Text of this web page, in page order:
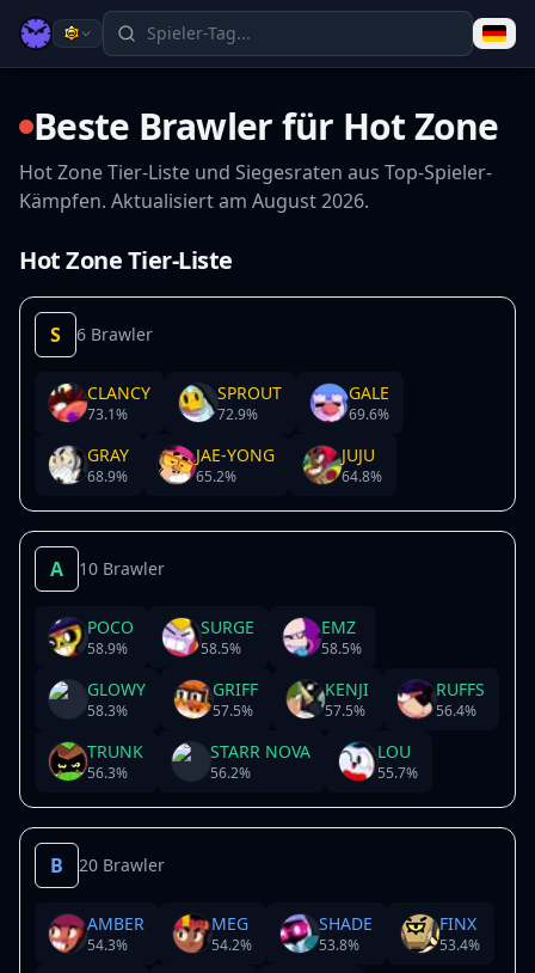
Beste Brawler für Hot Zone
Hot Zone Tier-Liste und Siegesraten aus Top-Spieler-
Kämpfen. Aktualisiert am August 2026.
Hot Zone Tier-Liste
S 6 Brawler
CLANCY
73.1%
SPROUT
72.9%
GALE
69.6%
GRAY
68.9%
JAE-YONG
65.2%
JUJU
64.8%
A 10 Brawler
POCO
58.9%
SURGE
58.5%
EMZ
58.5%
GLOWY
58.3%
GRIFF
57.5%
KENJI
57.5%
RUFFS
56.4%
TRUNK
56.3%
STARR NOVA
56.2%
LOU
55.7%
B 20 Brawler
AMBER
54.3%
MEG
54.2%
SHADE
53.8%
FINX
53.4%